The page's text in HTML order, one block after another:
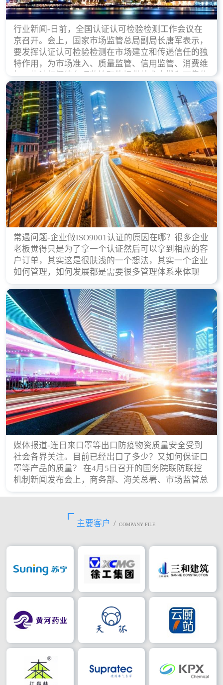
行业新闻-日前，全国认证认可检验检测工作会议在
京召开。会上，国家市场监管总局副局长唐军表示，
要发挥认证认可检验检测在市场建立和传递信任的独
特作用，为市场准入、质量监管、信用监管、消费维
权、执法打假等各项监管职能提供技术支撑和可靠依
据。
常遇问题-企业做ISO9001认证的原因在哪？很多企业
老板觉得只是为了拿一个认证然后可以拿到相应的客
户订单，其实这是很肤浅的一个想法，其实一个企业
如何管理，如何发展都是需要很多管理体系来体现
的，每天都会有不同的企业创立，但是我们如何去证
实一个企业的合法，有质量保证了？这就是ISO9001
认证体现价值的时候，那么键锋小编就来细说下企业
做ISO9001认证的根本原因。
媒体报道-连日来口罩等出口防疫物资质量安全受到
社会各界关注。目前已经出口了多少？又如何保证口
罩等产品的质量？ 在4月5日召开的国务院联防联控
机制新闻发布会上，商务部、海关总署、市场监管总
局等部门进行了回应。
主要客户 / COMPANY FILE